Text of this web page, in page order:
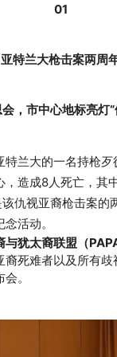
01
亚特兰大枪击案两周年
，市中心地标亮灯
特兰大的一名持枪
，造成8人死亡，其
仇视亚裔枪击案的
活动。
与犹太裔联盟（
裔死难者以及所有
。